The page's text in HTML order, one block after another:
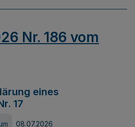
Nr. 186 vom
eines
17
08.07.2026